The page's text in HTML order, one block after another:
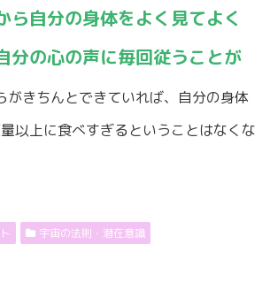
ら自分の身体をよく見てよく
分の心の声に毎回従うことが
がきちんとできていれば、自分の身体
以上に食べすぎるということはなくな
宇宙の法則・潜在意識